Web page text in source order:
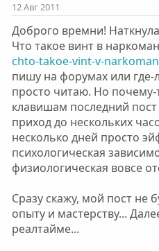
м
ы
л
12 Авг 2011
Доброго времни!
Что такое винт в
chto-takoe-vint-v-
пишу на форумах или
просто читаю. Но почему-
клавишам последний
приход до нескольких
несколько дней просто
психологическая
физиологическая вовсе
Сразу скажу, мой пост не
опыту и мастерству...
реалтайме...